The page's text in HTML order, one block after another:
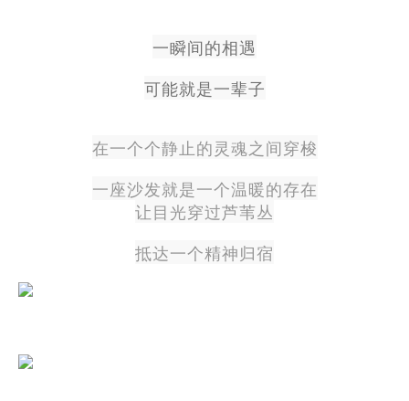
一瞬间的相遇
可能就是一辈子
在一个个静止的灵魂之间穿梭
一座沙发就是一个温暖的存在
让目光穿过芦苇丛
抵达一个精神归宿